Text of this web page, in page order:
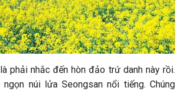
phải nhắc đến hòn đảo trứ danh này rồi.
núi lửa Seongsan nổi tiếng. Chúng